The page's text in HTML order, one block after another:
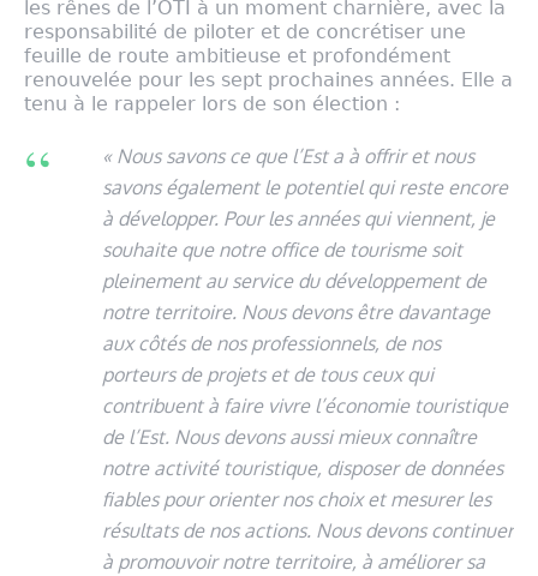
les rênes de l’OTI à un moment charnière, avec la
responsabilité de piloter et de concrétiser une
feuille de route ambitieuse et profondément
renouvelée pour les sept prochaines années. Elle a
tenu à le rappeler lors de son élection :
« Nous savons ce que l’Est a à offrir et nous
savons également le potentiel qui reste encore
à développer. Pour les années qui viennent, je
souhaite que notre office de tourisme soit
pleinement au service du développement de
notre territoire. Nous devons être davantage
aux côtés de nos professionnels, de nos
porteurs de projets et de tous ceux qui
contribuent à faire vivre l’économie touristique
de l’Est. Nous devons aussi mieux connaître
notre activité touristique, disposer de données
fiables pour orienter nos choix et mesurer les
résultats de nos actions. Nous devons continuer
à promouvoir notre territoire, à améliorer sa